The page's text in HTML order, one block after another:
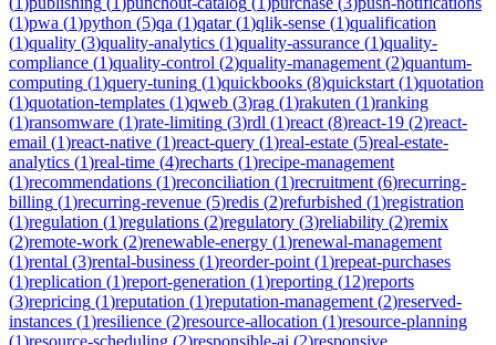
(1)pwa (1)python (5)qa (1)qatar(1)qlik-sense (1)qualification
(1)quality (3)quality-analytics (1)quality-assurance (1)quality-
compliance (1)quality-control (2)quality-management (2)quantum-
computing (1)query-tuning (1)quickbooks (8)quickstart (1)quotation
(1)quotation-templates (1)qweb (3)rag (1)rakuten (1)ranking
(1)ransomware (1)rate-limiting (3)rdl (1)react (8)react-19 (2)react-
email (1)react-native (1)react-query (1)real-estate (5)real-estate-
analytics (1)real-time (4)recharts (1)recipe-management
(1)recommendations (1)reconciliation (1)recruitment (6)recurring-
billing (1)recurring-revenue (5)redis (2)refurbished (1)registration
(1)regulation (1)regulations (2)regulatory (3)reliability (2)remix
(2)remote-work (2)renewable-energy (1)renewal-management
(1)rental (3)rental-business (1)reorder-point (1)repeat-purchases
(1)replication (1)report-generation (1)reporting (12)reports
(3)repricing (1)reputation (1)reputation-management (2)reserved-
instances (1)resilience (2)resource-allocation (1)resource-planning
(1)resource-scheduling (2)responsible-ai (2)responsive